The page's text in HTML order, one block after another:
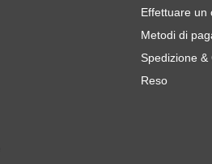
Effettuare un
Metodi di
Spedizione &
Reso